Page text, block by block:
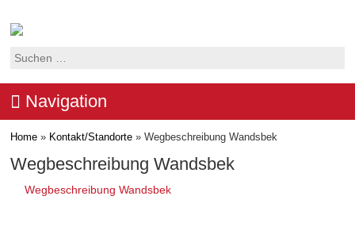
Suchen
Navigation
Home » Kontakt/Standorte » Wegbeschreibung Wandsbek
Wegbeschreibung Wandsbek
Wegbeschreibung Wandsbek